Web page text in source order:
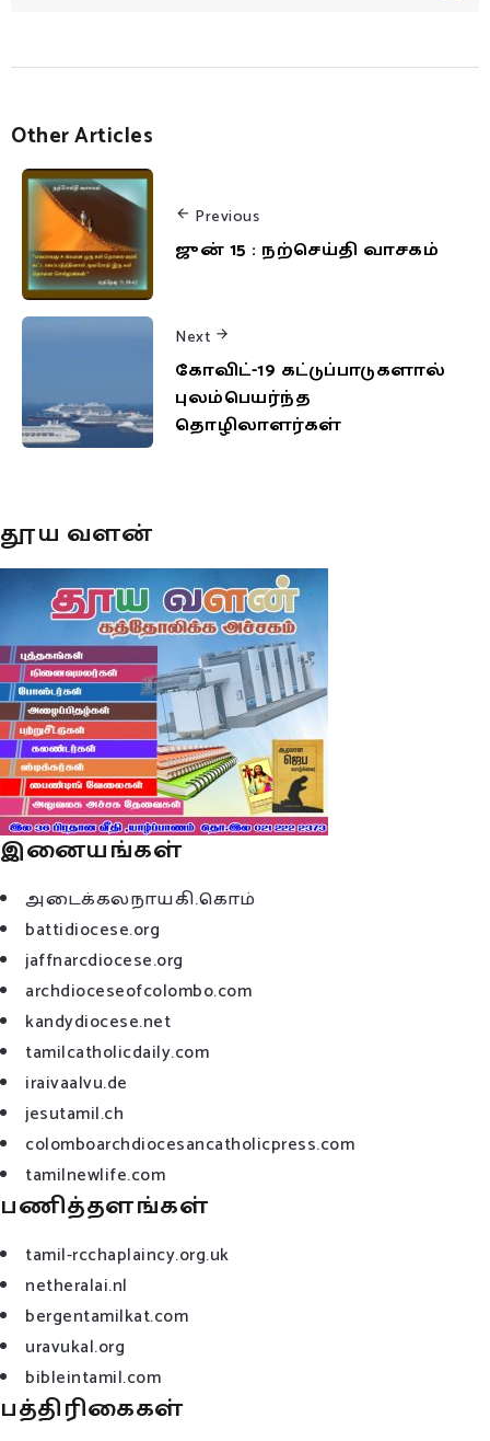
Other Articles
Previous
ஜுன் 15 : நற்செய்தி வாசகம்
Next
கோவிட்-19 கட்டுப்பாடுகளால்
புலம்பெயர்ந்த
தொழிலாளர்கள்
தூய வளன்
இனையங்கள்
அடைக்கலநாயகி.கொம்
battidiocese.org
jaffnarcdiocese.org
archdioceseofcolombo.com
kandydiocese.net
tamilcatholicdaily.com
iraivaalvu.de
jesutamil.ch
colomboarchdiocesancatholicpress.com
tamilnewlife.com
பணித்தளங்கள்
tamil-rcchaplaincy.org.uk
netheralai.nl
bergentamilkat.com
uravukal.org
bibleintamil.com
பத்திரிகைகள்